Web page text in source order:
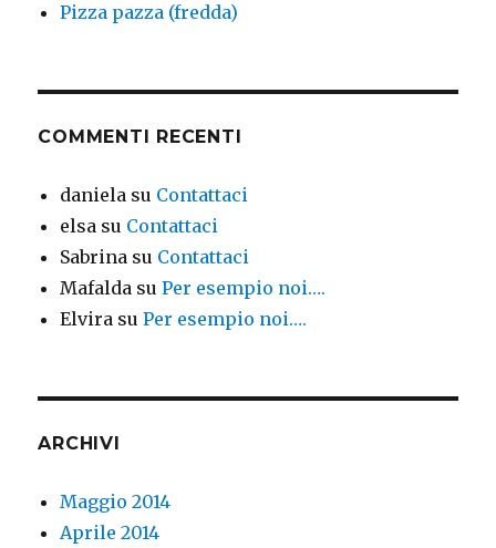
Pizza pazza (fredda)
COMMENTI RECENTI
daniela su Contattaci
elsa su Contattaci
Sabrina su Contattaci
Mafalda suPer esempio noi….
Elvira suPer esempio noi….
ARCHIVI
Maggio 2014
Aprile 2014